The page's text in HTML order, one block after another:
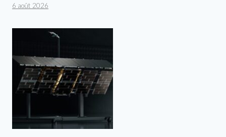
6 août 2026